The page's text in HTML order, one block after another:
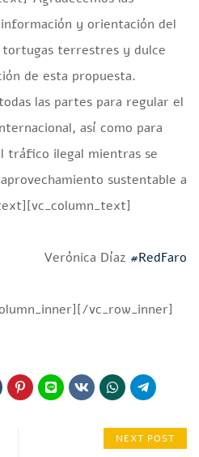
y orientación del
tortugas terrestres y dulce
de esta propuesta.
las partes para regular el
así como para
tráfico ilegal mientras se
sustentable a
Verónica Díaz #RedFaro
vc_row_inner]
NEXT POST